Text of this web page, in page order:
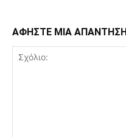
ΑΦΗΣΤΕ ΜΙΑ ΑΠΑΝΤΗΣΗ